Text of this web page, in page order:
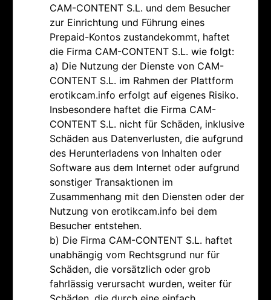
CAM-CONTENT S.L. und dem Besucher
zur Einrichtung und Führung eines
Prepaid-Kontos zustandekommt, haftet
die Firma CAM-CONTENT S.L. wie folgt:
a) Die Nutzung der Dienste von CAM-
CONTENT S.L. im Rahmen der Plattform
erotikcam.info erfolgt auf eigenes Risiko.
Insbesondere haftet die Firma CAM-
CONTENT S.L. nicht für Schäden, inklusive
Schäden aus Datenverlusten, die aufgrund
des Herunterladens von Inhalten oder
Software aus dem Internet oder aufgrund
sonstiger Transaktionen im
Zusammenhang mit den Diensten oder der
Nutzung von erotikcam.info bei dem
Besucher entstehen.
b) Die Firma CAM-CONTENT S.L. haftet
unabhängig vom Rechtsgrund nur für
Schäden, die vorsätzlich oder grob
fahrlässig verursacht wurden, weiter für